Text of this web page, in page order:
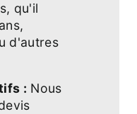
qu'il
d'autres
: Nous